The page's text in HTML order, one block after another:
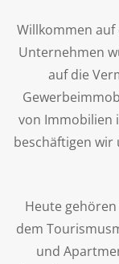
Willkommen auf
Unternehmen
auf die
von Immobilien
beschäftigen
Heute
dem
und